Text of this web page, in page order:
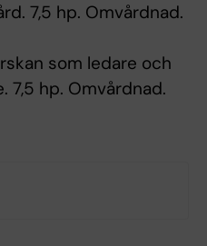
7,5 hp. Omvårdnad.
som ledare och
7,5 hp. Omvårdnad.